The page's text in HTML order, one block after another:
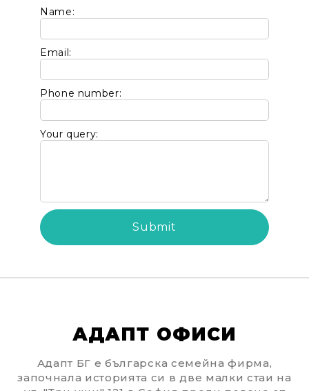
Name:
Email:
Phone number:
Your query:
АДАПТ ОФИСИ
Адапт БГ е българска семейна фирма,
започнала историята си в две малки стаи на